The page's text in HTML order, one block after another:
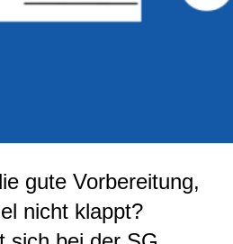
gute Vorbereitung,
nicht klappt?